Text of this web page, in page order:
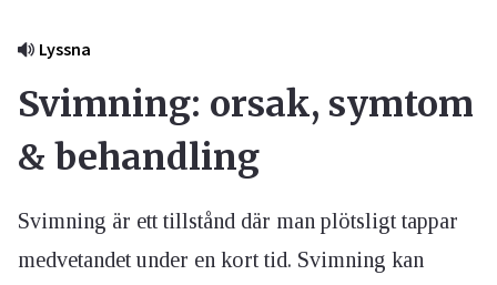
Lyssna
Svimning: orsak, symtom
& behandling
Svimning är ett tillstånd där man plötsligt tappar
medvetandet under en kort tid. Svimning kan